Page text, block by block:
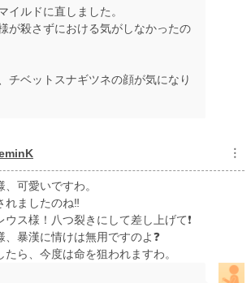
イルドに直しました。
が殺さずにおける気がしなかったの
チベットスナギツネの顔が気になり
︙
可愛いですわ。
れましたのね‼️
ス様！八つ裂きにして差し上げて❗️
、暴漢に情けは無用ですのよ❓
ら、今度は命を狙われますわ。